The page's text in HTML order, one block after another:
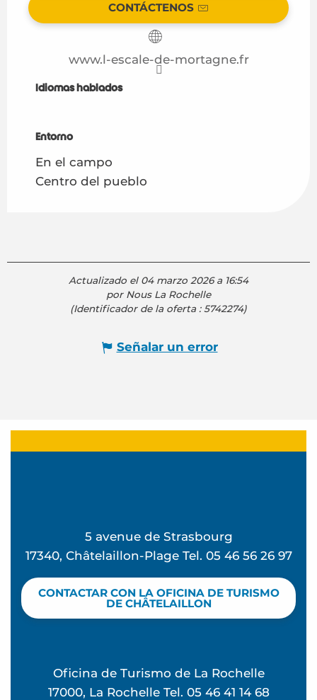
CONTÁCTENOS
www.l-escale-de-mortagne.fr
Idiomas hablados
Idiomas hablados
Entorno
Entorno
En el campo
Centro del pueblo
Actualizado el 04 marzo 2026 a 16:54
por Nous La Rochelle
(Identificador de la oferta :5742274)
Señalar un error
5 avenue de Strasbourg
17340, Châtelaillon-Plage Tel. 05 46 56 26 97
CONTACTAR CON LA OFICINA DE TURISMO
DE CHÂTELAILLON
Oficina de Turismo de La Rochelle
17000, La Rochelle Tel. 05 46 41 14 68